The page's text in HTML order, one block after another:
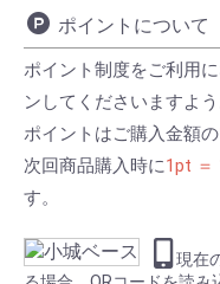
ポイントについて
ポイント制度をご利用
ンしてくださいますよ
ポイントはご購入金額の
次回商品購入時に1pt ＝
す。
現在